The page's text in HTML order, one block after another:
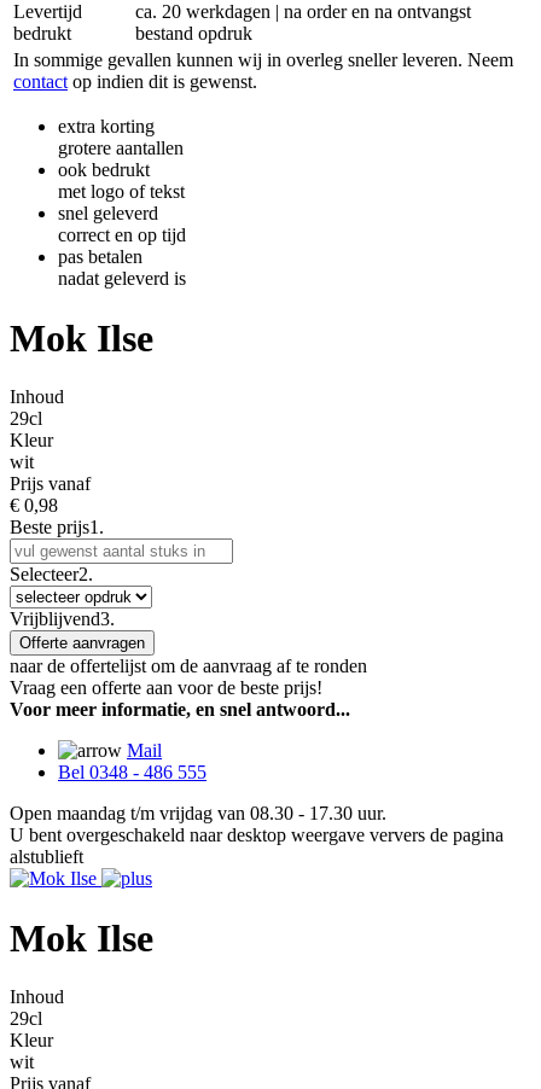
Levertijd
bedrukt
ca. 20 werkdagen | na order en na ontvangst
bestand opdruk
In sommige gevallen kunnen wij in overleg sneller leveren. Neem
contact op indien dit is gewenst.
extra korting
grotere aantallen
ook bedrukt
met logo of tekst
snel geleverd
correct en op tijd
pas betalen
nadat geleverd is
Mok Ilse
Inhoud
29cl
Kleur
wit
Prijs vanaf
€ 0,98
Beste prijs1.
Selecteer2.
Vrijblijvend3.
Offerte aanvragen
naar de offertelijst om de aanvraag af te ronden
Vraag een offerte aan voor de beste prijs!
Voor meer informatie, en snel antwoord...
Mail
Bel 0348 - 486 555
Open maandag t/m vrijdag van 08.30 - 17.30 uur.
U bent overgeschakeld naar desktop weergave ververs de pagina
alstublieft
Mok Ilse
Inhoud
29cl
Kleur
wit
Prijs vanaf